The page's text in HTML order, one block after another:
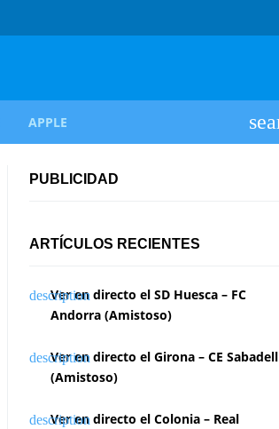
APPLE
PUBLICIDAD
ARTÍCULOS RECIENTES
Ver en directo el SD Huesca – FC
Andorra (Amistoso)
Ver en directo el Girona – CE Sabadell
(Amistoso)
Ver en directo el Colonia – Real